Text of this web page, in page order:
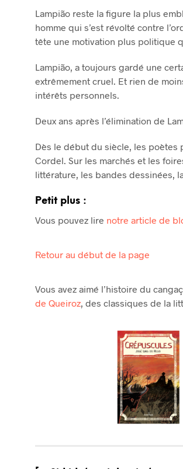
Lampião reste la figure la plus
homme qui s’est révolté contre
tête une motivation plus politique
Lampião, a toujours gardé une
extrêmement cruel. Et rien de
intérêts personnels.
Deux ans après l’élimination de
Dès le début du siècle, les poètes
Cordel. Sur les marchés et les
littérature, les bandes dessinées,
Petit plus :
Vous pouvez lire notre article de
Retour au début de la page
Vous avez aimé l’histoire du
de Queiroz , des classiques de la